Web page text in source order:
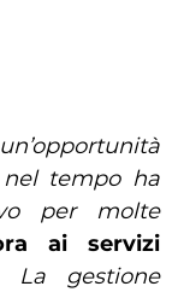
tempo ha
per molte
ai servizi
La gestione